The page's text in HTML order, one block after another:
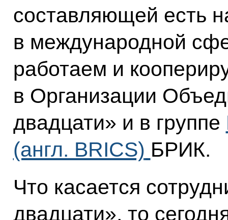
составляющей есть
в международной
работаем и
в Организации
двадцати» и в группе
(англ. BRICS) БРИК.
Что касается
двадцати», то